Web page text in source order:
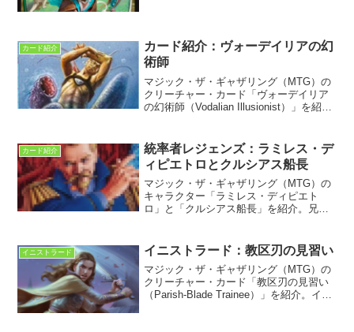
カード紹介
カード紹介：ヴォーデイリアの幻
術師
マジック・ザ・ギャザリング（MTG）の
クリーチャー・カード「ヴォーデイリア
の幻術師（Vodalian Illusionist）」を紹
ト号のミニストーリーについて解説す
る。
カード紹介
統率者レジェンズ：ラミレス・デ
ィピエトロとクルシアス船長
マジック・ザ・ギャザリング（MTG）の
キャラクター「ラミレス・ディピエト
ロ」と「クルシアス船長」を紹介。兄弟
イニストラード イニストラード：教区刃の見習い
マジック・ザ・ギャザリング（MTG）の
クリーチャー・カード「教区刃の見習い
（Parish-Blade Trainee）」を紹介。イニ